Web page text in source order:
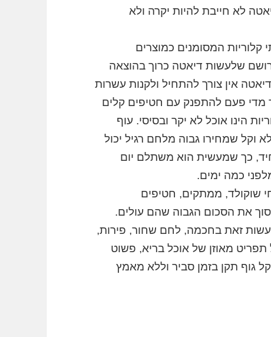
לא חייבת להיות יקרה ולא
קלוריות המסומנים כמוצרים
שלעשות דיאטה כרוך בהוצאה
אין צורך להתחיל ולקנות עשרות
מדי פעם להתפנק עם חטיפים קלים
הינו אוכל לא יקר ובסיסי. עוף
וקל שמחירו גבוה מלחם רגיל יכול
כך שמעשית הוא משתלם יום
כמה ימים.
שוקולד, ממתקים, חטיפים
את הסכום הגבוה שהם עולים.
זאת בחכמה, לחם שחור, פירות,
תפריט מאוזן של אוכל בריא, פשוט
גוף תקן בזמן סביר וללא מאמץ